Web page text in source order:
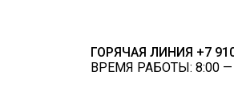
ГОРЯЧАЯ ЛИНИЯ +7
ВРЕМЯ РАБОТЫ: 8:00 —